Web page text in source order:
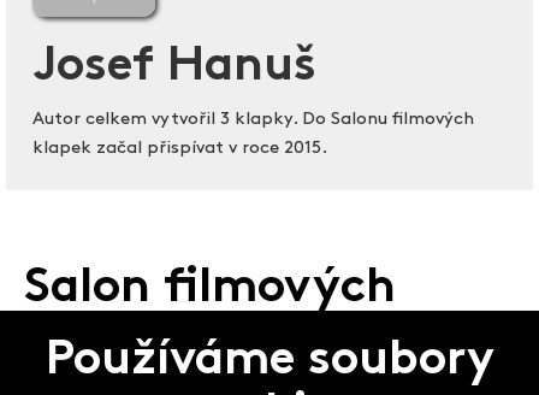
Josef Hanuš
Autor celkem vytvořil 3 klapky. Do Salonu filmových
klapek začal přispívat v roce 2015.
Salon filmových
klapek
Používáme soubory